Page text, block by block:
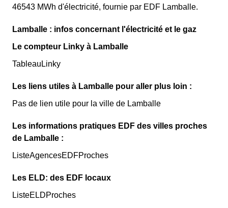
46543 MWh d'électricité, fournie par EDF Lamballe.
Lamballe : infos concernant l'électricité et le gaz
Le compteur Linky à Lamballe
TableauLinky
Les liens utiles à Lamballe pour aller plus loin :
Pas de lien utile pour la ville de Lamballe
Les informations pratiques EDF des villes proches
de Lamballe :
ListeAgencesEDFProches
Les ELD: des EDF locaux
ListeELDProches